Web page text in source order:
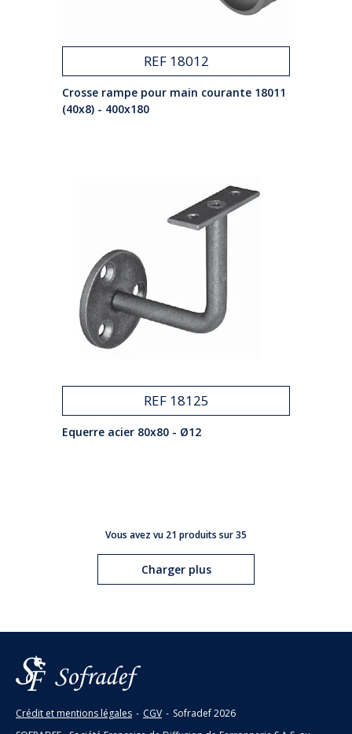
REF 18012
Crosse rampe pour main courante 18011
(40x8) - 400x180
REF 18125
Equerre acier 80x80 - Ø12
Vous avez vu 21 produits sur 35
Charger plus
Crédit et mentions légales - CGV - Sofradef2026